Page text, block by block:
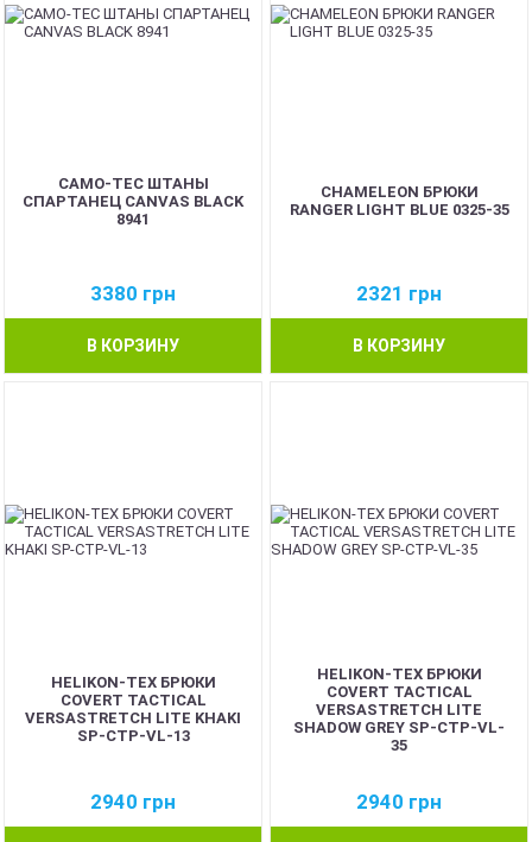
CAMO-TEC ШТАНЫ
СПАРТАНЕЦ CANVAS BLACK
8941
3380 грн
В КОРЗИНУ
CHAMELEON БРЮКИ
RANGER LIGHT BLUE 0325-35
2321 грн
В КОРЗИНУ
HELIKON-TEX БРЮКИ
COVERT TACTICAL
VERSASTRETCH LITE KHAKI
SP-CTP-VL-13
2940 грн
HELIKON-TEX БРЮКИ
COVERT TACTICAL
VERSASTRETCH LITE
SHADOW GREY SP-CTP-VL-
35
2940 грн